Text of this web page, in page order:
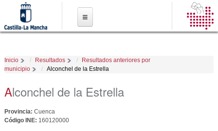
contenido
Inicio Resultados
Resultados anteriores por
municipio
Alconchel de la Estrella
Alconchel de la Estrella
Provincia: Cuenca
Código INE: 160120000